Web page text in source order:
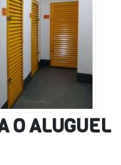
O ALUGUEL